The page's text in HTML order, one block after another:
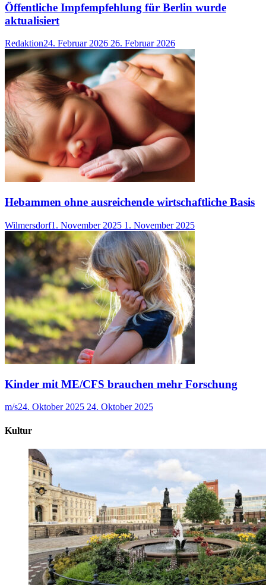
Öffentliche Impfempfehlung für Berlin wurde
aktualisiert
Redaktion24. Februar 2026 26. Februar 2026
Hebammen ohne ausreichende wirtschaftliche Basis
Wilmersdorf1. November 2025 1. November 2025
Kinder mit ME/CFS brauchen mehr Forschung
m/s24. Oktober 2025 24. Oktober 2025
Kultur